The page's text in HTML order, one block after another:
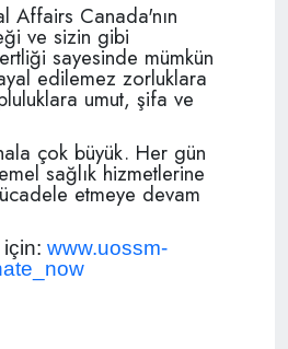
Affairs Canada'nın
ve sizin gibi
sayesinde mümkün
edilemez zorluklara
umut, şifa ve
çok büyük. Her gün
sağlık hizmetlerine
etmeye devam
www.uossm-